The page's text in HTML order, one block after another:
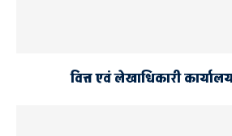
वित्त एवं लेखाधिकारी कार्यालय